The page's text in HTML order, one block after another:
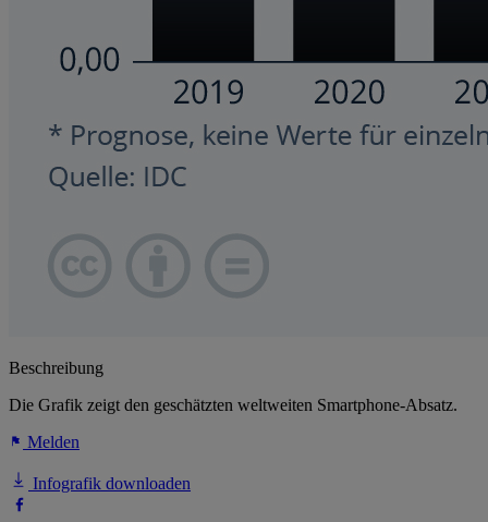
Beschreibung
Die Grafik zeigt den geschätzten weltweiten Smartphone-Absatz.
Melden
Infografik downloaden